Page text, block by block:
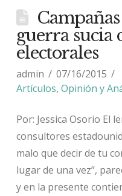
guerra sucia
electorales
admin
07/16/2015
Artículos, Opinión y
Por: Jessica Osorio El
consultores
malo que decir de tu
lugar de una vez”,
y en la presente